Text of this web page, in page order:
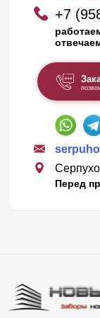
+7
Перед